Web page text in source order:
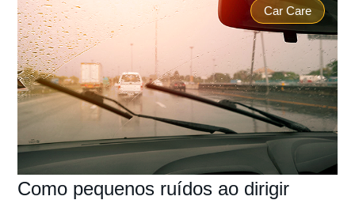
Car Care
Como pequenos ruídos ao dirigir